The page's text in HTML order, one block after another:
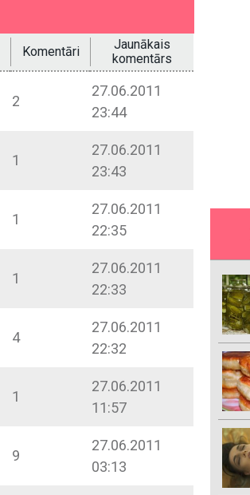
Komentāri
Jaunākais
komentārs
2
27.06.2011
23:44
1
27.06.2011
23:43
1
27.06.2011
22:35
1
27.06.2011
22:33
4
27.06.2011
22:32
1
27.06.2011
11:57
9
27.06.2011
03:13